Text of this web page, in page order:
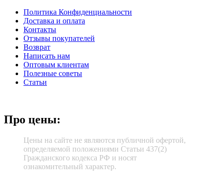
Политика Конфиденциальности
Доставка и оплата
Контакты
Отзывы покупателей
Возврат
Написать нам
Оптовым клиентам
Полезные советы
Статьи
Про цены:
Цены на сайте не являются публичной офертой,
определяемой положениями Статьи 437(2)
Гражданского кодекса РФ и носят
ознакомительный характер.